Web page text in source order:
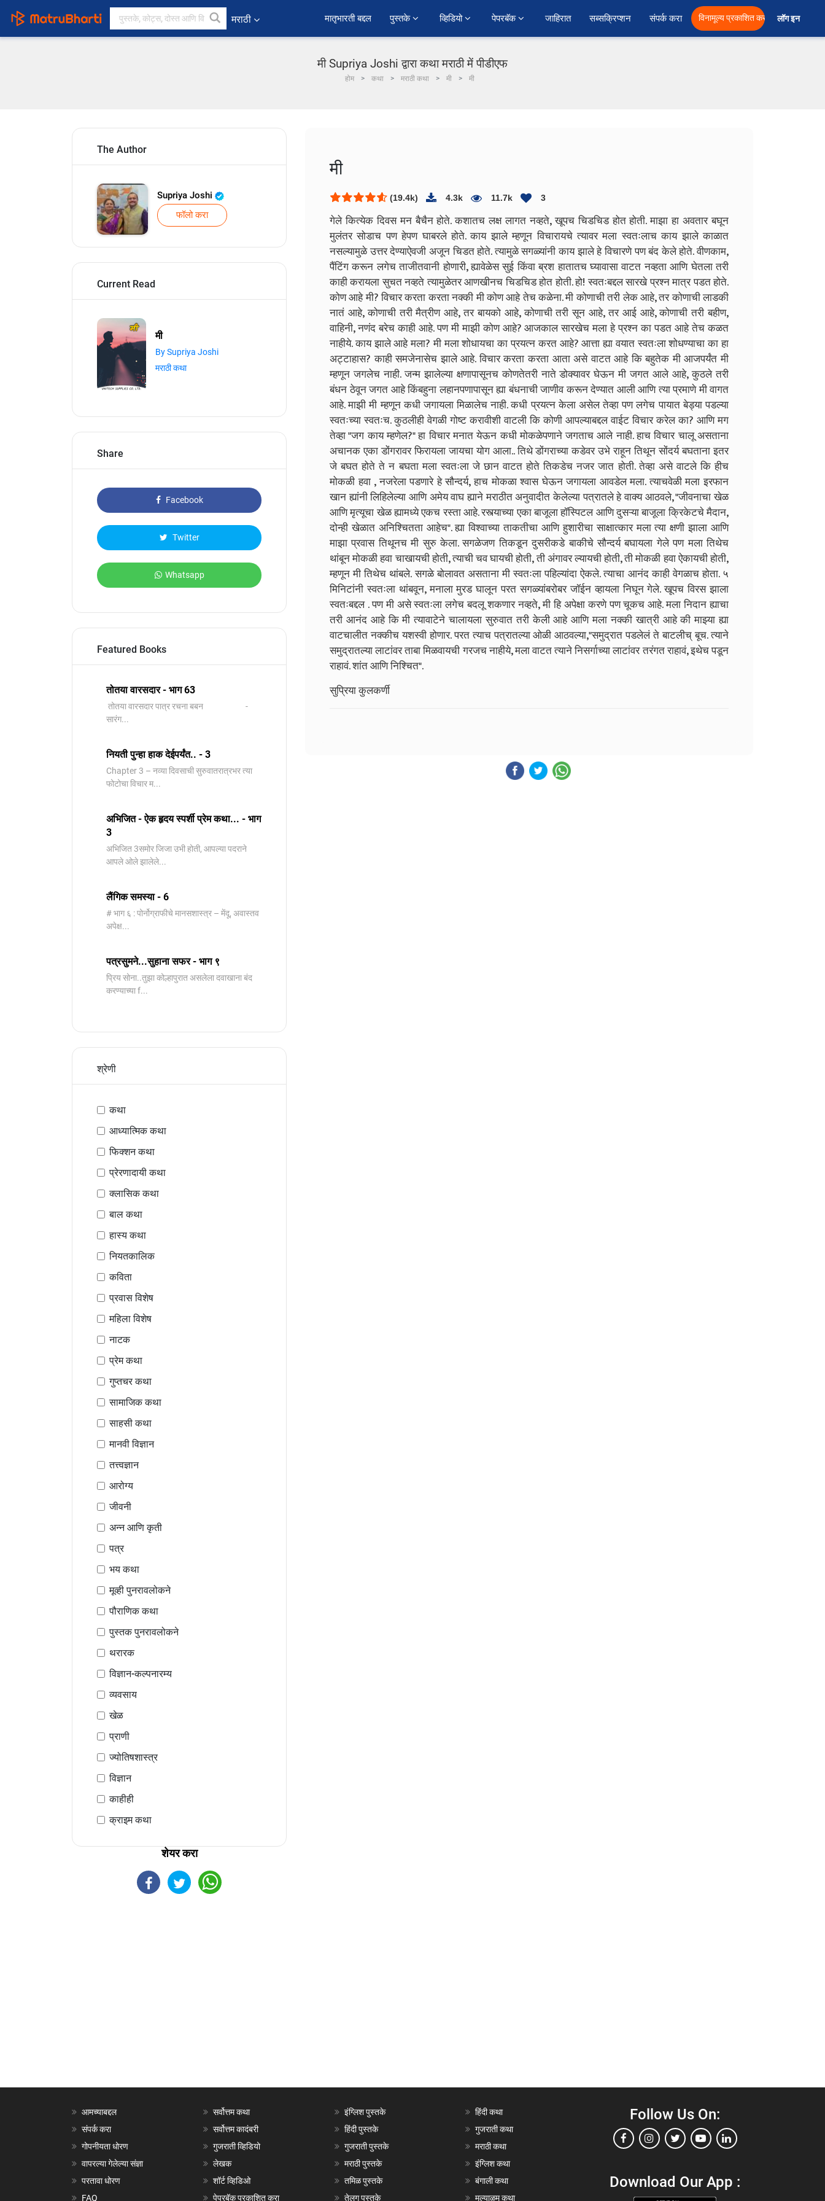
मराठी ﻿मातृभारती बद्दल पुस्तके व्हिडियो पेपरबॅक जाहिरात सब्सक्रिप्शन संपर्क करा विनामूल्य प्रकाशित करा लॉग इन
मी Supriya Joshi द्वारा कथा मराठी में पीडीएफ
होम कथा मराठी कथा मी मी
The Author
Supriya Joshi
फॉलो करा
Current Read
मी
By Supriya Joshi
मराठी कथा
Share
Facebook
Twitter
Whatsapp
Featured Books
तोतया वारसदार - भाग 63
तोतया वारसदार पात्र रचना बबन -
सारंग...
नियती पुन्हा हाक देईपर्यंत.. - 3
Chapter 3 – नव्या दिवसाची सुरुवातरात्रभर त्या
फोटोचा विचार म...
अभिजित - ऐक हृदय स्पर्शी प्रेम कथा... - भाग
3
️अभिजित ️3समोर जिजा उभी होती, आपल्या पदराने
आपले ओले झालेले...
लैंगिक समस्या - 6
# भाग ६ : पोर्नोग्राफीचे मानसशास्त्र – मेंदू, अवास्तव
अपेक्ष...
पत्रसुमने...सुहाना सफर - भाग ९
प्रिय सोना..तुझा कोल्हापुरात असलेला दवाखाना बंद
करण्याच्या f...
श्रेणी
कथा
आध्यात्मिक कथा
फिक्शन कथा
प्रेरणादायी कथा
क्लासिक कथा
बाल कथा
हास्य कथा
नियतकालिक
कविता
प्रवास विशेष
महिला विशेष
नाटक
प्रेम कथा
गुप्तचर कथा
सामाजिक कथा
साहसी कथा
मानवी विज्ञान
तत्त्वज्ञान
आरोग्य
जीवनी
अन्न आणि कृती
पत्र
भय कथा
मूव्ही पुनरावलोकने
पौराणिक कथा
पुस्तक पुनरावलोकने
थरारक
विज्ञान-कल्पनारम्य
व्यवसाय
खेळ
प्राणी
ज्योतिषशास्त्र
विज्ञान
काहीही
क्राइम कथा
शेयर करा
मी
(19.4k) 4.3k 11.7k 3
गेले कित्येक दिवस मन बैचैन होते. कशातच लक्ष लागत नव्हते, खूपच चिडचिड होत होती. माझा हा अवतार बघून
मुलंतर सोडाच पण हेपण घाबरले होते. काय झाले म्हणून विचारायचे त्यावर मला स्वतःलाच काय झाले काळात
नसल्यामुळे उत्तर देण्याऐवजी अजून चिडत होते. त्यामुळे सगळ्यांनी काय झाले हे विचारणे पण बंद केले होते. वीणकाम,
पैंटिंग करून लगेच ताजीतवानी होणारी, ह्यावेळेस सुई किंवा ब्रश हातातच घ्यावासा वाटत नव्हता आणि घेतला तरी
काही करायला सुचत नव्हते त्यामुळेतर आणखीनच चिडचिड होत होती. हो! स्वतःबद्दल सारखे प्रश्न मात्र पडत होते.
कोण आहे मी? विचार करता करता नक्की मी कोण आहे तेच कळेना. मी कोणाची तरी लेक आहे, तर कोणाची लाडकी
नातं आहे, कोणाची तरी मैत्रीण आहे, तर बायको आहे, कोणाची तरी सून आहे, तर आई आहे, कोणाची तरी बहीण,
वाहिनी, नणंद बरेच काही आहे. पण मी माझी कोण आहे? आजकाल सारखेच मला हे प्रश्न का पडत आहे तेच कळत
नाहीये. काय झाले आहे मला? मी मला शोधायचा का प्रयत्न करत आहे? आत्ता ह्या वयात स्वतःला शोधण्याचा का हा
अट्टाहास? काही समजेनासेच झाले आहे. विचार करता करता आता असे वाटत आहे कि बहुतेक मी आजपर्यंत मी
म्हणून जगलेच नाही. जन्म झालेल्या क्षणापासूनच कोणतेतरी नाते डोक्यावर घेऊन मी जगत आले आहे, कुठले तरी
बंधन ठेवून जगत आहे किंबहुना लहानपणापासून ह्या बंधनाची जाणीव करून देण्यात आली आणि त्या प्रमाणे मी वागत
आहे. माझी मी म्हणून कधी जगायला मिळालेच नाही. कधी प्रयत्न केला असेल तेव्हा पण लगेच पायात बेड्या पडल्या
स्वतःच्या स्वतःच. कुठलीही वेगळी गोष्ट करावीशी वाटली कि कोणी आपल्याबद्दल वाईट विचार करेल का? आणि मग
तेव्हा "जग काय म्हणेल?" हा विचार मनात येऊन कधी मोकळेपणाने जगताच आले नाही. हाच विचार चालू असताना
अचानक एका डोंगरावर फिरायला जायचा योग आला.. तिथे डोंगराच्या कडेवर उभे राहून तिथून सोंदर्य बघताना इतर
जे बघत होते ते न बघता मला स्वतःला जे छान वाटत होते तिकडेच नजर जात होती. तेव्हा असे वाटले कि हीच
मोकळी हवा , नजरेला पडणारे हे सौन्दर्य, हाच मोकळा श्वास घेऊन जगायला आवडेल मला. त्याचवेळी मला इरफान
खान ह्यांनी लिहिलेल्या आणि अमेय वाघ ह्याने मराठीत अनुवादीत केलेल्या पत्रातले हे वाक्य आठवले, "जीवनाचा खेळ
आणि मृत्यूचा खेळ ह्यामध्ये एकच रस्ता आहे. रस्त्याच्या एका बाजूला हॉस्पिटल आणि दुसऱ्या बाजूला क्रिकेटचे मैदान,
दोन्ही खेळात अनिश्चितता आहेच". ह्या विश्वाच्या ताकतीचा आणि हुशारीचा साक्षात्कार मला त्या क्षणी झाला आणि
माझा प्रवास तिथूनच मी सुरु केला. सगळेजण तिकडून दुसरीकडे बाकीचे सौन्दर्य बघायला गेले पण मला तिथेच
थांबून मोकळी हवा चाखायची होती, त्याची चव घायची होती, ती अंगावर ल्यायची होती, ती मोकळी हवा ऐकायची होती,
म्हणून मी तिथेच थांबले. सगळे बोलावत असताना मी स्वतःला पहिल्यांदा ऐकले. त्याचा आनंद काही वेगळाच होता. ५
मिनिटांनी स्वतःला थांबवून, मनाला मुरड घालून परत सगळ्यांबरोबर जॉईन व्हायला निघून गेले. खूपच विरस झाला
स्वतःबद्दल . पण मी असे स्वतःला लगेच बदलू शकणार नव्हते, मी हि अपेक्षा करणे पण चूकच आहे. मला निदान ह्याचा
तरी आनंद आहे कि मी त्यावाटेने चालायला सुरुवात तरी केली आहे आणि मला नक्की खात्री आहे की माझ्या ह्या
वाटचालीत नक्कीच यशस्वी होणार. परत त्याच पत्रातल्या ओळी आठवल्या,"समुद्रात पडलेलं ते बाटलीच् बूच. त्याने
समुद्रातल्या लाटांवर ताबा मिळवायची गरजच नाहीये, मला वाटत त्याने निसर्गाच्या लाटांवर तरंगत राहावं, इथेच पडून
राहावं. शांत आणि निश्चित".
सुप्रिया कुलकर्णी
आमच्याबद्दल
संपर्क करा
गोपनीयता धोरण
वापरल्या गेलेल्या संज्ञा
परतावा धोरण
FAQ
सर्वोत्तम कथा
सर्वोत्तम कादंबरी
गुजराती व्हिडियो
लेखक
शॉर्ट व्हिडिओ
पेपरबॅक प्रकाशित करा
इंग्लिश पुस्तके
हिंदी पुस्तके
गुजराती पुस्तके
मराठी पुस्तके
तमिळ पुस्तके
तेलगु पुस्तके
हिंदी कथा
गुजराती कथा
मराठी कथा
इंग्लिश कथा
बंगाली कथा
मल्याळम कथा
Follow Us On:
Download Our App :